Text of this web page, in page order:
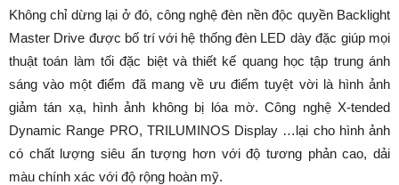
Không chỉ dừng lại ở đó, công nghệ đèn nền độc quyền Backlight
Master Drive được bố trí với hệ thống đèn LED dày đặc giúp mọi
thuật toán làm tối đặc biệt và thiết kế quang học tập trung ánh
sáng vào một điểm đã mang về ưu điểm tuyệt vời là hình ảnh
giảm tán xạ, hình ảnh không bị lóa mờ. Công nghệ X-tended
Dynamic Range PRO, TRILUMINOS Display …lại cho hình ảnh
có chất lượng siêu ấn tượng hơn với độ tương phản cao, dải
màu chính xác với độ rộng hoàn mỹ.